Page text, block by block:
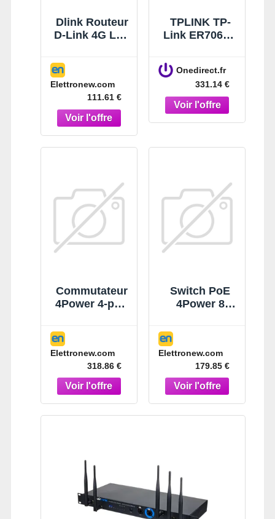
Dlink Routeur
D-Link 4G LTE
Elettronew.com
111.61 €
TPLINK TP-
Link ER706W-
connectivité
solide et
rapide partout
où vous êtes.
Onedirect.fr
331.14 €
Commutateur
4Power 4-port
100/1G/2.5GB
ASE-X SFP
IGS-620TF
Elettronew.com
318.86 €
Switch PoE
4Power 8
10/100/1000
+2UP+2SFP
4N-G08P2T2F
Elettronew.com
179.85 €